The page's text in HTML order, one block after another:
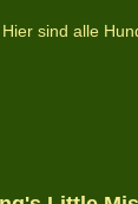
Hier sind alle